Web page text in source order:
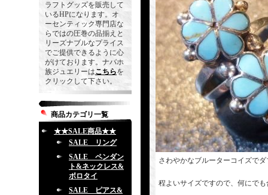
ラフトグッズを販売して
いるHPになります。オ
ーセンティック専門店な
らではの圧巻の品揃えと
リーズナブルなプライス
でご提供できるように心
がけております。ナバホ
族ジュエリーはこちらを
クリックして下さい。
商品カテゴリ一覧
★★SALE商品★★
SALE リング
SALE ペンダン
ト&ネックレス&
ボロタイ
SALE ピアス&
さわやかなブルーターコイズで
程よいサイズですので、何にで